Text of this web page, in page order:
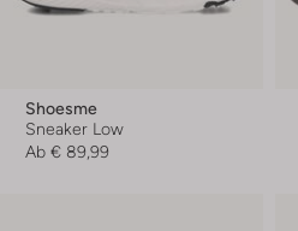
Shoesme
Sneaker Low
Ab € 89,99